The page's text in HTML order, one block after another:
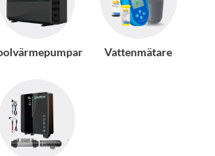
Vattenmätare